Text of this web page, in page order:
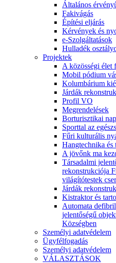
Általános
Fakivágás
Építési eljárás
Kérvények és
e-Szolgáltatások
Hulladék
Projektek
A közösségi élet
Mobil pódium
Kolumbárium
Járdák
Profil VO
Megrendelések
Borturisztikai
Sporttal az
Fűri kulturális
Hangtechnika és
A jövőnk ma
Társadalmi
rekonstrukciója
világítótestek
Járdák
Kistraktor és
Automata
jelentőségű
Községben
Személyi adatvédelem
Ügyfélfogadás
Személyi adatvédelem
VÁLASZTÁSOK